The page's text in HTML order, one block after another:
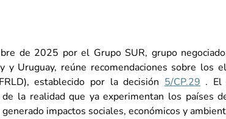
de 2025 por el Grupo SUR, grupo
y Uruguay, reúne recomendaciones sobre los
establecido por la decisión 5/CP.29 . El
la realidad que ya experimentan los países
impactos sociales, económicos y